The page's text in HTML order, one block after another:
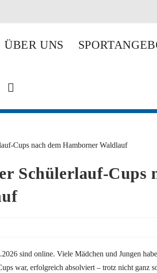
ÜBER UNS
UMSCHALTEN
Schülerlauf-Cups
sind online. Viele Mädchen und Jungen
war, erfolgreich absolviert – trotz nicht ganz